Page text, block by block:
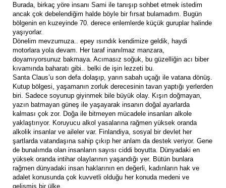
Burada, birkaç yöre insanı Sami ile tanışıp sohbet etmek istedim
ancak çok debelendiğim halde böyle bir fırsat bulamadım. Bugün
bölgenin en kuzeyinde 70. derece enlemlerde küçük guruplar halinde
yaşıyorlar.
Dönelim mevzumuza.. epey ısındık kendimize geldik, haydi
motorlara yola devam. Her taraf inanılmaz manzara,
doyamıyorsunuz bakmaya. Acımasız soğuk, bu güzelliğin acı biber
kıvamında baharatı gibi.. belki de işin lezzeti bu.
Santa Claus’u son defa dolaşıp, yarın sabah uçağı ile vatana dönüş.
Kutup bölgesi, yaşamanın zorluk derecesinin tavan yaptığı yerlerden
biri. Sadece soyunup giyinmek bile büyük olay. Kışın doğmayan,
yazın batmayan güneş ile yaşayarak insanın doğal ayarlarda
kalması çok zor. Doğa ile bitmeyen mücadele insanları alkole
yaklaştırıyor. Koruyucu alkol yasalarına rağmen yüksek oranda
alkolik insanlar ve aileler var. Finlandiya, sosyal bir devlet her
şartlarda vatandaşına sahip çıkıp her anlam da destek veriyor. Gene
de bunalımda olan insanların sayısı ciddi boyutta. Dünyadaki en
yüksek oranda intihar olaylarının yaşandığı yer. Bütün bunlara
rağmen dünyadaki insan haklarının en değerli, kadınların hak ve
adalet konusunda çok kuvvetli olduğu her konuda medeni ve
gelişmiş bir ülke.